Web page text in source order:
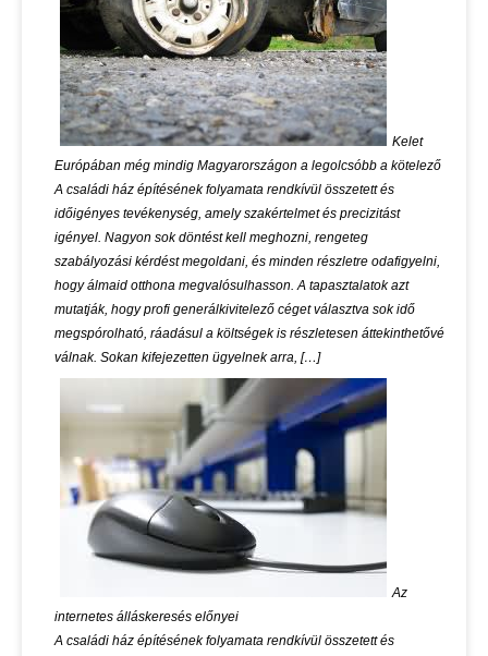
Kelet
Európában még mindig Magyarországon a legolcsóbb a kötelező
A családi ház építésének folyamata rendkívül összetett és
időigényes tevékenység, amely szakértelmet és precizitást
igényel. Nagyon sok döntést kell meghozni, rengeteg
szabályozási kérdést megoldani, és minden részletre odafigyelni,
hogy álmaid otthona megvalósulhasson. A tapasztalatok azt
mutatják, hogy profi generálkivitelező céget választva sok idő
megspórolható, ráadásul a költségek is részletesen áttekinthetővé
válnak. Sokan kifejezetten ügyelnek arra, […]
Az
internetes álláskeresés előnyei
A családi ház építésének folyamata rendkívül összetett és